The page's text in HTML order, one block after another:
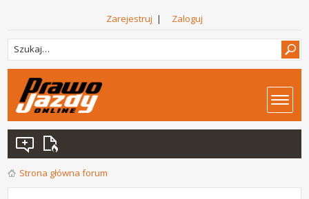
Zarejestruj | Zaloguj
Strona główna forum